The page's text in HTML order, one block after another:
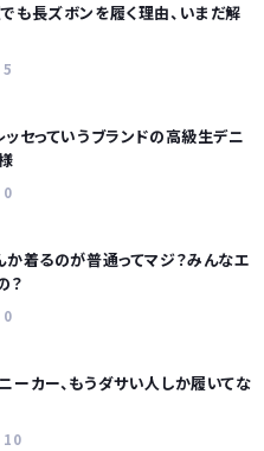
も長ズボンを履く理由、いまだ解
5
ッセっていうブランドの高級生デニ
0
か着るのが普通ってマジ？みんなエ
？
0
ーカー、もうダサい人しか履いてな
10